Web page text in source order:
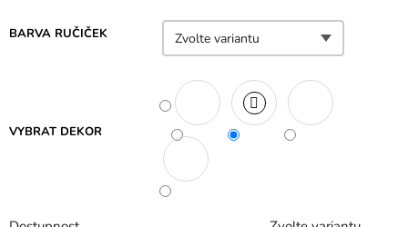
BARVA RUČIČEK
VYBRAT DEKOR